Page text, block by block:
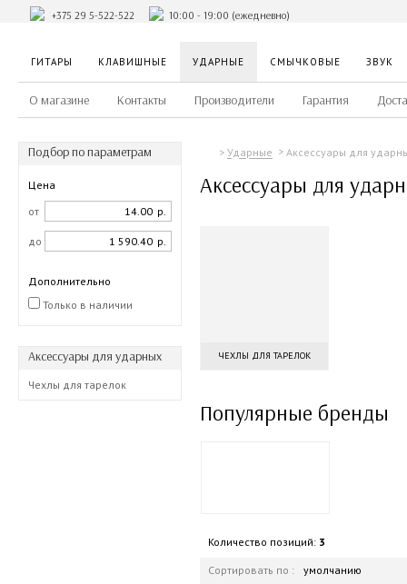
+375 29 5-522-522 10:00 - 19:00 (ежедневно)
ГИТАРЫ КЛАВИШНЫЕ УДАРНЫЕ СМЫЧКОВЫЕ ЗВУК
О магазине Контакты Производители Гарантия
Подбор по параметрам
Цена
от
р.
до р.
Дополнительно
Только в наличии
Аксессуары для ударных
Чехлы для тарелок
Ударные Аксессуары для
Аксессуары для
ЧЕХЛЫ ДЛЯ ТАРЕЛОК
Популярные бренды
Количество позиций: 3
Сортировать по : умолчанию